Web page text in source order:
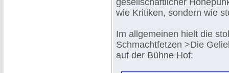
gesellschaftlicher
wie Kritiken, sondern wie
Im allgemeinen hielt die
Schmachtfetzen >Die
auf der Bühne Hof: